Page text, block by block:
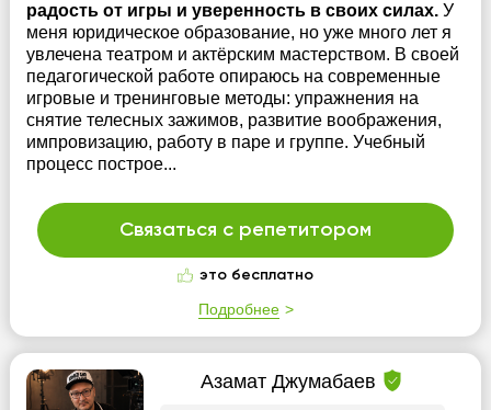
радость от игры и уверенность в своих силах. У
меня юридическое образование, но уже много лет я
увлечена театром и актёрским мастерством. В своей
педагогической работе опираюсь на современные
игровые и тренинговые методы: упражнения на
снятие телесных зажимов, развитие воображения,
импровизацию, работу в паре и группе. Учебный
процесс построе...
Связаться с репетитором
это бесплатно
Подробнее
Азамат Джумабаев